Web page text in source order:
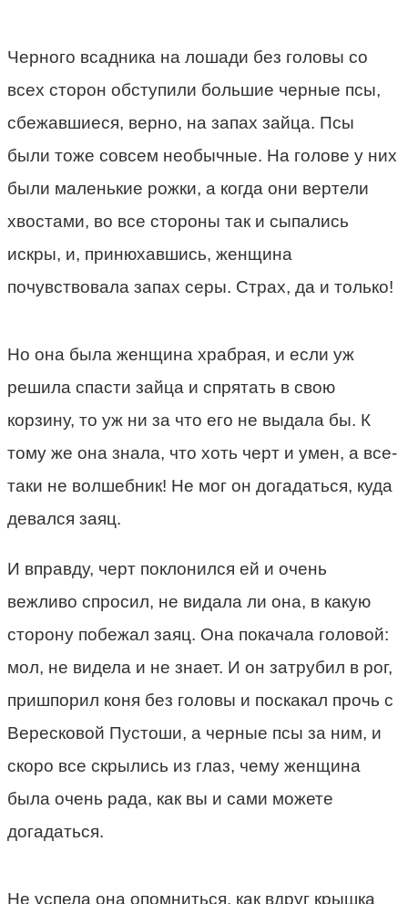
Черного всадника на лошади без головы со
всех сторон обступили большие черные псы,
сбежавшиеся, верно, на запах зайца. Псы
были тоже совсем необычные. На голове у них
были маленькие рожки, а когда они вертели
хвостами, во все стороны так и сыпались
искры, и, принюхавшись, женщина
почувствовала запах серы. Страх, да и только!
Но она была женщина храбрая, и если уж
решила спасти зайца и спрятать в свою
корзину, то уж ни за что его не выдала бы. К
тому же она знала, что хоть черт и умен, а все-
таки не волшебник! Не мог он догадаться, куда
девался заяц.
И вправду, черт поклонился ей и очень
вежливо спросил, не видала ли она, в какую
сторону побежал заяц. Она покачала головой:
мол, не видела и не знает. И он затрубил в рог,
пришпорил коня без головы и поскакал прочь с
Вересковой Пустоши, а черные псы за ним, и
скоро все скрылись из глаз, чему женщина
была очень рада, как вы и сами можете
догадаться.
Не успела она опомниться, как вдруг крышка